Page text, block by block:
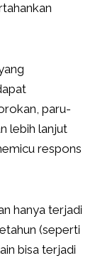
paru-
lebih lanjut
respons
hanya terjadi
(seperti
bisa terjadi